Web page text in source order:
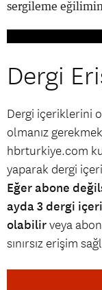
sergileme
Dergi
Dergi içeriklerini
olmanız
hbrturkiye.com
yaparak dergi
Eğer abone
ayda 3 dergi
olabilirveya
sınırsız erişim